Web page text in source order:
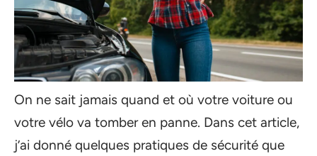
On ne sait jamais quand et où votre voiture ou
votre vélo va tomber en panne. Dans cet article,
j’ai donné quelques pratiques de sécurité que